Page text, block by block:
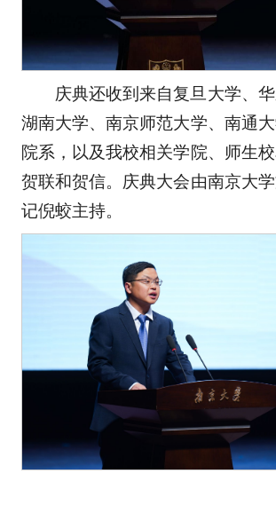
庆典还收到来自复旦大学、华
湖南大学、南京师范大学、南通
院系，以及我校相关学院、师生
贺联和贺信。庆典大会由南京大
记倪蛟主持。